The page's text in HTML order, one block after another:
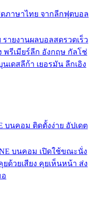
ดภาษาไทย จากลีกฟุตบอล
ายงานผลบอลสดรวดเร็ว
รีเมียร์ลีก อังกฤษ กัลโช่
เดสลีก้า เยอรมัน ลีกเอิง
บนคอม ติดตั้งง่าย อัปเดต
บนคอม เปิดใช้ขณะนั่ง
ด้วยเสียง คุยเห็นหน้า ส่ง
อ